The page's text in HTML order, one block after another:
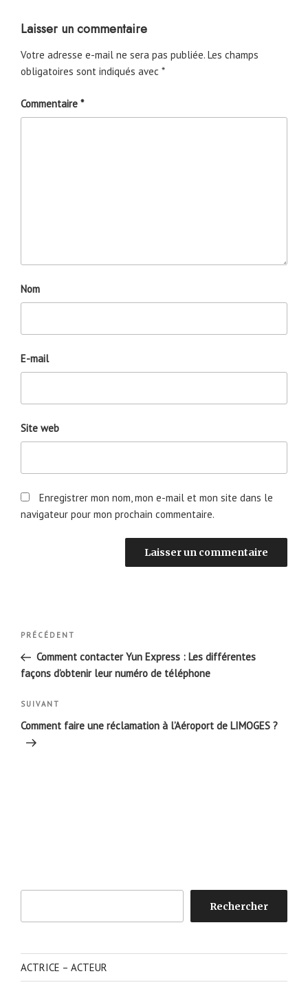
Laisser un commentaire
Votre adresse e-mail ne sera pas publiée. Les champs
obligatoires sont indiqués avec *
Commentaire *
Nom
E-mail
Site web
Enregistrer mon nom, mon e-mail et mon site dans le
navigateur pour mon prochain commentaire.
Navigation
l’article
Article
précédent
PRÉCÉDENT
Comment contacter Yun Express : Les différentes
façons d’obtenir leur numéro de téléphone
Article
suivant
SUIVANT
Comment faire une réclamation à l’Aéroport de LIMOGES ?
Rechercher
ACTRICE – ACTEUR